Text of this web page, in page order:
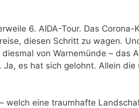
6. AIDA-Tour. Das Corona-
diesen Schritt zu wagen.
von Warnemünde – das
es hat sich gelohnt. Allein die
welch eine traumhafte